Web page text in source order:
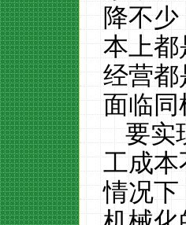
降不少
本上都
经营都
面临同
要实
工成本
情况下